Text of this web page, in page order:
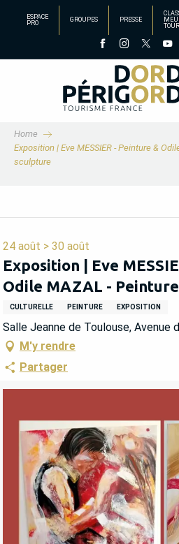
principal
ESPACE
PRO
GROUPES PRESSE
Home
Exposition | Eve MESSIER - Peinture &
sculpture
24 août > 30 août
Exposition | Eve
Odile MAZAL -
CULTURELLE PEINTURE EXPOSITION
Salle Jeanne de Toulouse, Avenue
M'y rendre
Partager